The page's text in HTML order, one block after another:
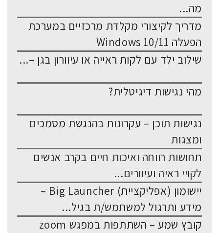
מה...
מדריך לקיצורי מקלדת מרכזיים במערכת
הפעלה Windows 10/11
שילוב ילד עם לקות ראייה או עיוורון בגן –...
מהי נגישות דיגיטלית?
נגישות תוכן – עקרונות בהנגשת מסמכים
ומצגות
תחושות רווחה ואיכות חיים בקרב אנשים
לקויי ראיה ועיוורים...
יישומון (אפליקציית) Big Launcher –
מידע ותרגול למשתמש/ת בגיל...
קובץ שמע – השתתפות במפגש zoom